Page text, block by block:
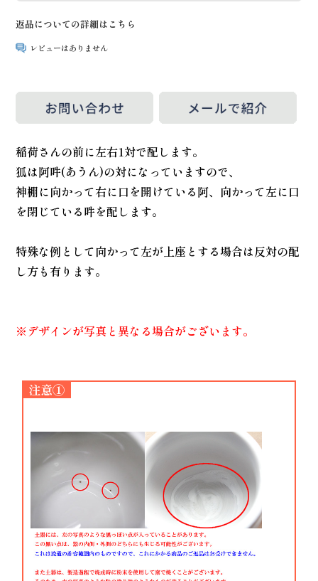
返品についての詳細はこちら
レビューはありません
稲荷さんの前に左右1対で配します。
狐は阿吽(あうん)の対になっていますので、
神棚に向かって右に口を開けている阿、向かって左に口
を閉じている吽を配します。
特殊な例として向かって左が上座とする場合は反対の配
し方も有ります。
※デザインが写真と異なる場合がございます。
注意①